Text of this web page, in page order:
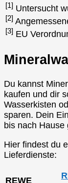
[1] Untersucht
[2]
[3] EU
Du kannst
kaufen und dir
Wasserkisten
sparen. Dein
bis nach Hause
Hier findest du
Lieferdienste:
REWE